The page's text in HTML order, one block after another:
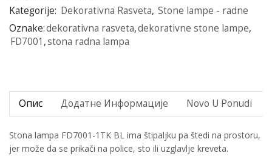
Kategorije: Dekorativna Rasveta, Stone lampe - radne
Oznake:dekorativna rasveta,dekorativne stone lampe,
FD7001 ,stona radna lampa
Опис Додатне Информације Novo U Ponudi
Stona lampa FD7001-1TK BL ima štipaljku pa štedi na prostoru,
jer može da se prikači na police, sto ili uzglavlje kreveta.